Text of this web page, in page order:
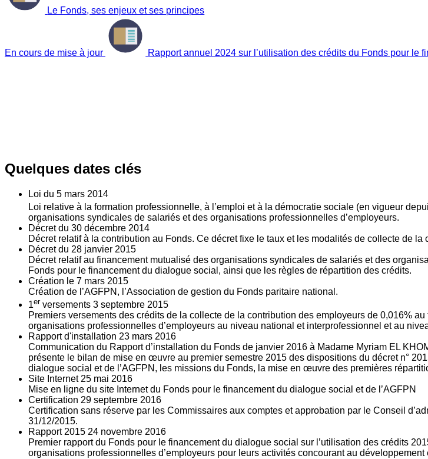
Le Fonds, ses enjeux et ses principes
En cours de mise à jour Rapport annuel 2024 sur l’utilisation des crédits du Fonds pour le
Quelques dates clés
Loi du 5 mars 2014
Loi relative à la formation professionnelle, à l’emploi et à la démocratie sociale (en vigueur
organisations syndicales de salariés et des organisations professionnelles d’employeurs.
Décret du 30 décembre 2014
Décret relatif à la contribution au Fonds. Ce décret fixe le taux et les modalités de collecte de
Décret du 28 janvier 2015
Décret relatif au financement mutualisé des organisations syndicales de salariés et des
Fonds pour le financement du dialogue social, ainsi que les règles de répartition des crédits.
Création le 7 mars 2015
Création de l’AGFPN, l’Association de gestion du Fonds paritaire national.
1er versements 3 septembre 2015
Premiers versements des crédits de la collecte de la contribution des employeurs de 0,016%
organisations professionnelles d’employeurs au niveau national et interprofessionnel et au
Rapport d'installation 23 mars 2016
Communication du Rapport d’installation du Fonds de janvier 2016 à Madame Myriam EL
présente le bilan de mise en œuvre au premier semestre 2015 des dispositions du décret n°
dialogue social et de l’AGFPN, les missions du Fonds, la mise en œuvre des premières
Site Internet 25 mai 2016
Mise en ligne du site Internet du Fonds pour le financement du dialogue social et de l’AGFPN
Certification 29 septembre 2016
Certification sans réserve par les Commissaires aux comptes et approbation par le Conseil
31/12/2015.
Rapport 2015 24 novembre 2016
Premier rapport du Fonds pour le financement du dialogue social sur l’utilisation des crédits
organisations professionnelles d’employeurs pour leurs activités concourant au développement